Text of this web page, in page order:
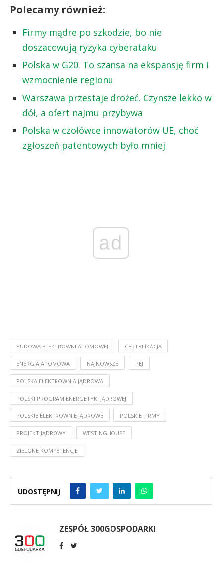
Polecamy również:
Firmy mądre po szkodzie, bo nie
doszacowują ryzyka cyberataku
Polska w G20. To szansa na ekspansję firm i
wzmocnienie regionu
Warszawa przestaje drożeć. Czynsze lekko w
dół, a ofert najmu przybywa
Polska w czołówce innowatorów UE, choć
zgłoszeń patentowych było mniej
ad
BUDOWA ELEKTROWNI ATOMOWEJ CERTYFIKACJA
ENERGIA ATOMOWA NAJNOWSZE PEJ
POLSKA ELEKTROWNIA JĄDROWA
POLSKI PROGRAM ENERGETYKI JĄDROWEJ
POLSKIE ELEKTROWNIE JĄDROWE POLSKIE FIRMY
PROJEKT JĄDROWY WESTINGHOUSE
ZIELONE KOMPETENCJE
UDOSTĘPNIJ
ZESPÓŁ 300GOSPODARKI